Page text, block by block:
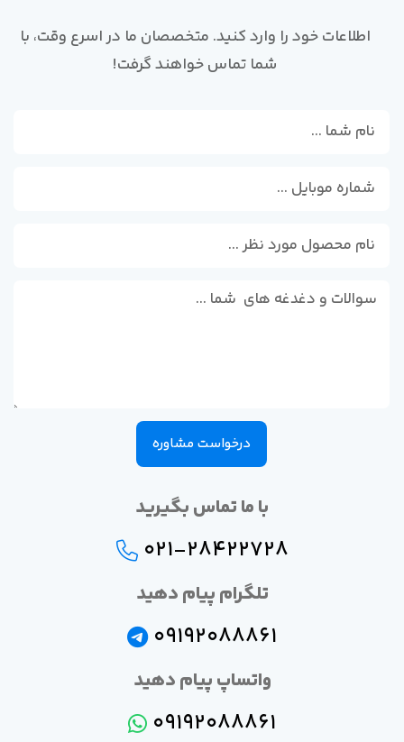
اطلاعات خود را وارد کنید. متخصصان ما در اسرع وقت، با
شما تماس خواهند گرفت!
درخواست مشاوره
با ما تماس بگیرید
021-28422728
تلگرام پیام دهید
09192088861
واتساپ پیام دهید
09192088861